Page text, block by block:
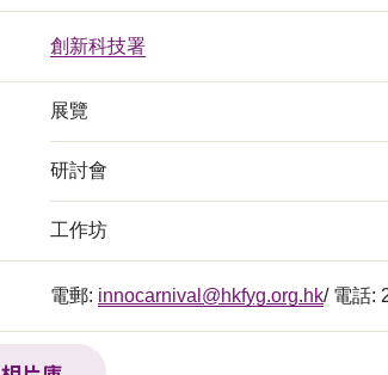
創新科技署
展覽
研討會
工作坊
電郵: innocarnival@hkfyg.org.hk/ 電話: